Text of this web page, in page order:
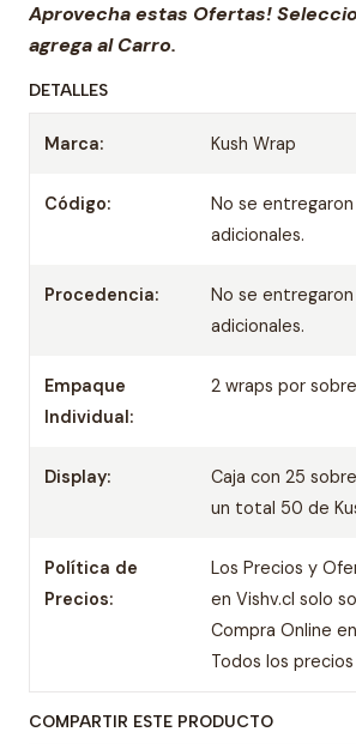
Aprovecha estas Ofertas!
agrega al Carro.
DETALLES
Marca: Kush Wrap
Código:
No se
adicionales.
Procedencia:
No se
adicionales.
Empaque
Individual:
2 wraps por
Display:
Caja con 25
un total 50 de
Política de
Precios:
Los Precios y
en Vishv.cl solo
Compra Online
Todos los precios
COMPARTIR ESTE PRODUCTO